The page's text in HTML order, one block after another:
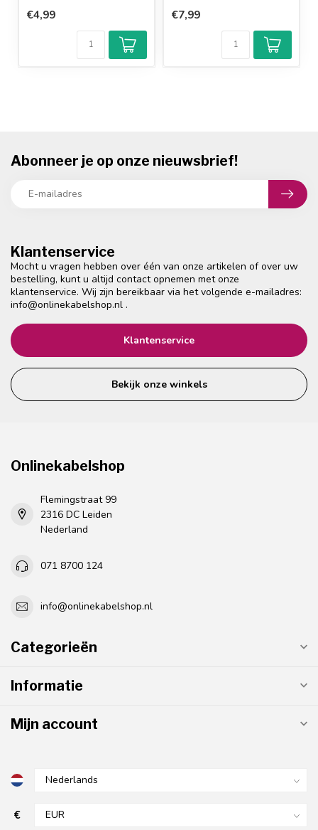
€4,99 €7,99
Klantenservice
Mocht u vragen hebben over één van onze artikelen of over uw
bestelling, kunt u altijd contact opnemen met onze
klantenservice. Wij zijn bereikbaar via het volgende e-mailadres:
info@onlinekabelshop.nl .
Klantenservice
Bekijk onze winkels
Abonneer je op onze nieuwsbrief!
Onlinekabelshop
Flemingstraat 99
2316 DC Leiden
Nederland
071 8700 124
info@onlinekabelshop.nl
Categorieën
Informatie
Mijn account
€